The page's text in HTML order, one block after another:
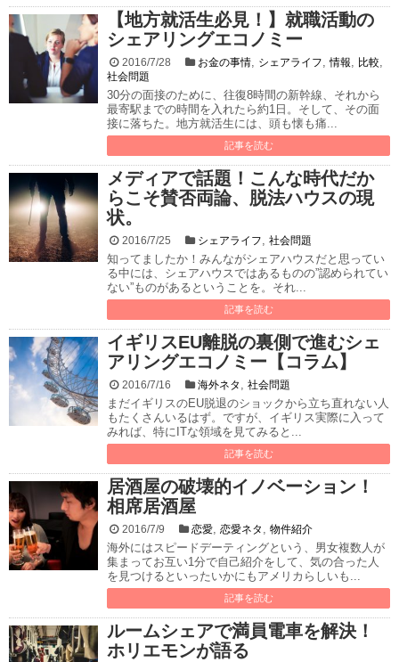
【地方就活生必見！】就職活動の
シェアリングエコノミー
2016/7/28 お金の事情, シェアライフ,情報, 比較,
社会問題
30分の面接のために、往復8時間の新幹線、それから
最寄駅までの時間を入れたら約1日。そして、その面
接に落ちた。地方就活生には、頭も懐も痛...
記事を読む
メディアで話題！こんな時代だか
らこそ賛否両論、脱法ハウスの現
状。
2016/7/25 シェアライフ, 社会問題
知ってましたか！みんながシェアハウスだと思ってい
る中には、シェアハウスではあるものの”認められてい
ない”ものがあるということを。それ...
記事を読む
イギリスEU離脱の裏側で進むシェ
アリングエコノミー【コラム】
2016/7/16 海外ネタ , 社会問題
まだイギリスのEU脱退のショックから立ち直れない人
もたくさんいるはず。ですが、イギリス実際に入って
みれば、特にITな領域を見てみると...
記事を読む
居酒屋の破壊的イノベーション！
相席居酒屋
2016/7/9 恋愛, 恋愛ネタ , 物件紹介
海外にはスピードデーティングという、男女複数人が
集まってお互い1分で自己紹介をして、気の合った人
を見つけるといったいかにもアメリカらしいも...
記事を読む
ルームシェアで満員電車を解決！
ホリエモンが語る